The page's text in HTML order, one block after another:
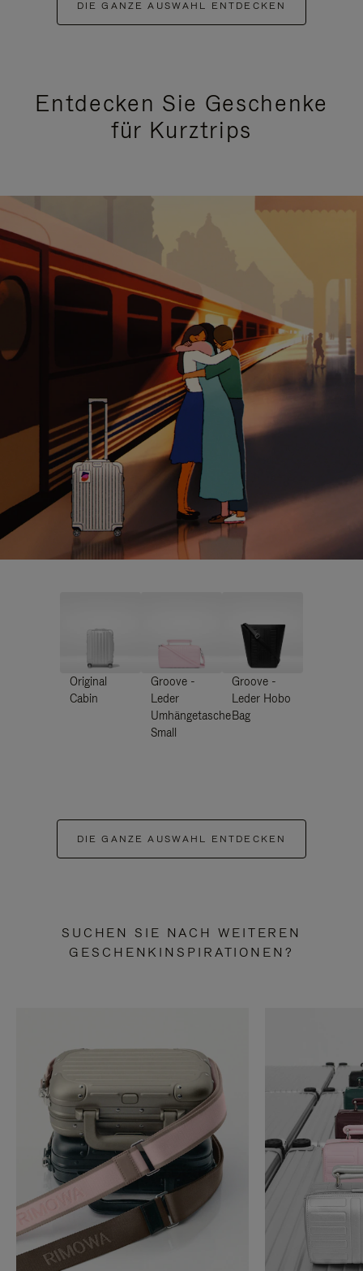
DIE GANZE AUSWAHL ENTDECKEN
Entdecken Sie Geschenke
für Kurztrips
Original
Cabin
Groove -
Leder
Umhängetasche
Small
Groove -
Leder Hobo
Bag
DIE GANZE AUSWAHL ENTDECKEN
SUCHEN SIE NACH WEITEREN
GESCHENKINSPIRATIONEN?